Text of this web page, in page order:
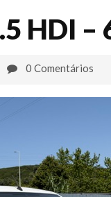
HDI –
0 Comentários